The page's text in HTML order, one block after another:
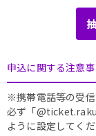
申込に関する注意
※携帯電話等の受信
必ず「
ように設定してくだ